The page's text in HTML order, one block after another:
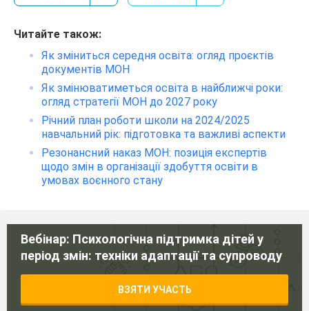
Читайте також:
Як зміниться середня освіта: огляд проєктів
документів МОН
Як змінюватиметься освіта в найближчі роки:
огляд стратегії МОН до 2027 року
Річний план роботи школи на 2024/2025
навчальний рік: підготовка та важливі аспекти
Резонансний наказ МОН: позиція експертів
щодо змін в організації здобуття освіти в
умовах воєнного стану
Вебінар: Психологічна підтримка дітей у
період змін: техніки адаптації та супроводу
ВЗЯТИ УЧАСТЬ